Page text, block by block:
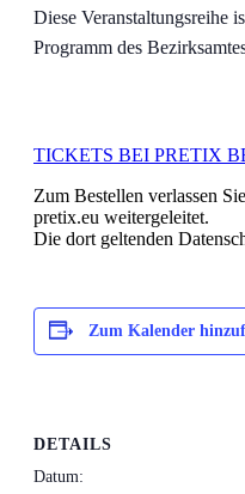
Diese Veranstaltungsreihe
Programm des
TICKETS BEI PRETIX
Zum Bestellen verlassen
pretix.eu weitergeleitet.
Die dort geltenden
Zum Kalender
DETAILS
Datum: